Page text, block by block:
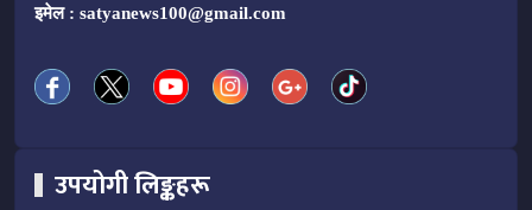
इमेल : satyanews100@gmail.com
उपयोगी लिङ्कहरू